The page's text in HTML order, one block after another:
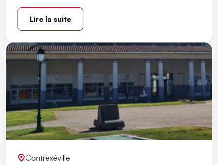
Lire la suite
Contrexéville